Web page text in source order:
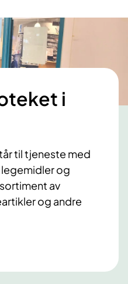
i
til tjeneste med
og
av
og andre